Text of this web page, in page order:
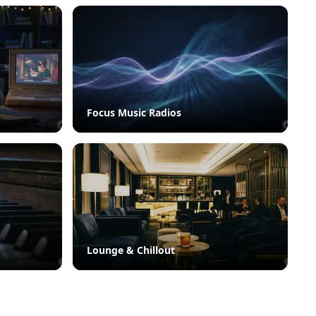
Focus Music Radios
Lounge & Chillout